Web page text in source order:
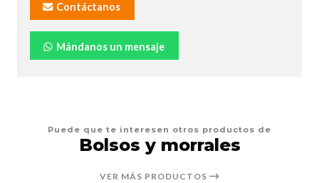
Contáctanos
Mándanos un mensaje
Puede que te interesen otros productos de
Bolsos y morrales
VER MÁS PRODUCTOS